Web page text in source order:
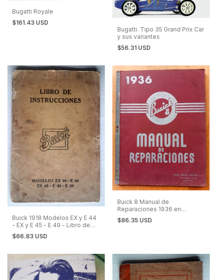
Bugatti Royale
$161.43 USD
Bugatti. Tipo 35 Grand Prix Car
y sus variantes
$56.31 USD
Buick 1918 Modelos EX y E 44
- EX y E 45 - E 49 - Libro de
Instrucciones
$66.83 USD
Buick 8 Manual de
Reparaciones 1936 en
Español
$86.35 USD